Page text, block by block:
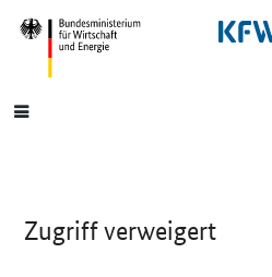
SrOnlyNavigation
Hauptmenü
Zugriff verweigert